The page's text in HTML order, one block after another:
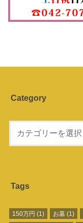
Category
Tags
150万円 (1) お墓 (1)